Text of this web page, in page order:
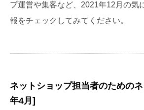
プ運営や集客など、2021年12月の気
報をチェックしてみてください。
ネットショップ担当者のための
年4月]